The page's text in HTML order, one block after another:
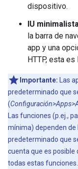
dispositivo.
IU
la barra de
app y una
HTTP, esta
Importante: Las
predeterminado que
(
Las funciones (p.ej.,
mínima) dependen
predeterminado que
cuenta que es posible
todas estas